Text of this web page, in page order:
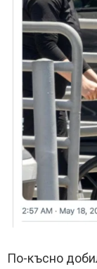
По-късно